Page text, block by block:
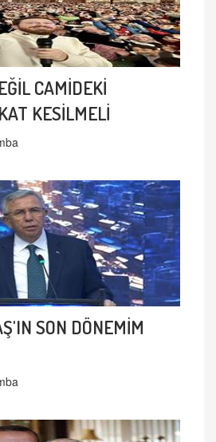
CAMİDEKİ
KESİLMELİ
SON DÖNEMİM